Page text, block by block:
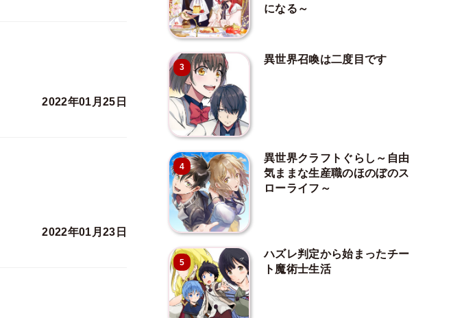
2022年01月25日
2022年01月23日
になる～
3
異世界召喚は二度目です
4
異世界クラフトぐらし～自由
気ままな生産職のほのぼのス
ローライフ～
5
ハズレ判定から始まったチー
ト魔術士生活